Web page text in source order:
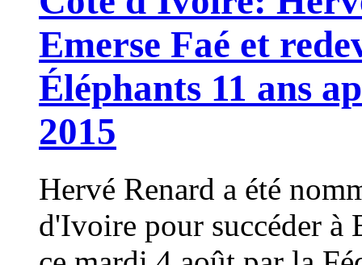
Emerse Faé et
Éléphants 11 ans
2015
Hervé Renard a été
d'Ivoire pour succéder à